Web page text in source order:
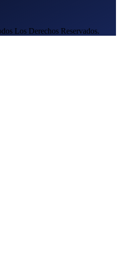
Los Derechos Reservados.